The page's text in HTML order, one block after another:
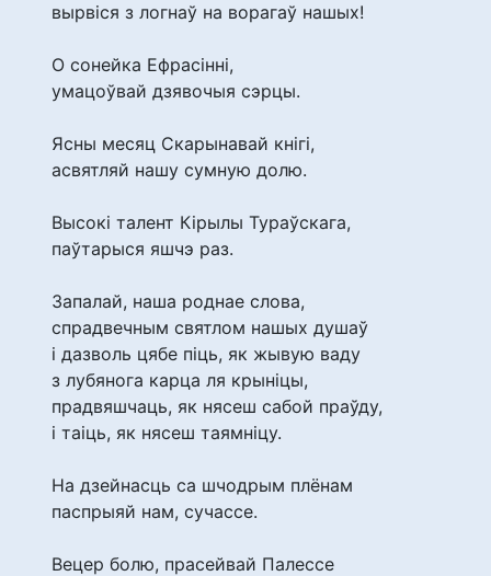
вырвіся з логнаў на ворагаў нашых!
О сонейка Ефрасінні,
умацоўвай дзявочыя сэрцы.
Ясны месяц Скарынавай кнігі,
асвятляй нашу сумную долю.
Высокі талент Кірылы Тураўскага,
паўтарыся яшчэ раз.
Запалай, наша роднае слова,
спрадвечным святлом нашых душаў
і дазволь цябе піць, як жывую ваду
з лубянога карца ля крыніцы,
прадвяшчаць, як нясеш сабой праўду,
і таіць, як нясеш таямніцу.
На дзейнасць са шчодрым плёнам
паспрыяй нам, сучассе.
Вецер болю, прасейвай Палессе